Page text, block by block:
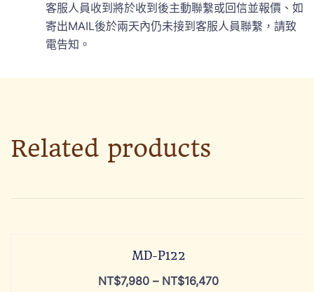
客服人員收到將於收到後主動聯繫或回信並報價、如
寄出MAIL後於兩天內仍未接到客服人員聯繫，請致
電告知。
Related products
MD-P122
NT$7,980 – NT$16,470